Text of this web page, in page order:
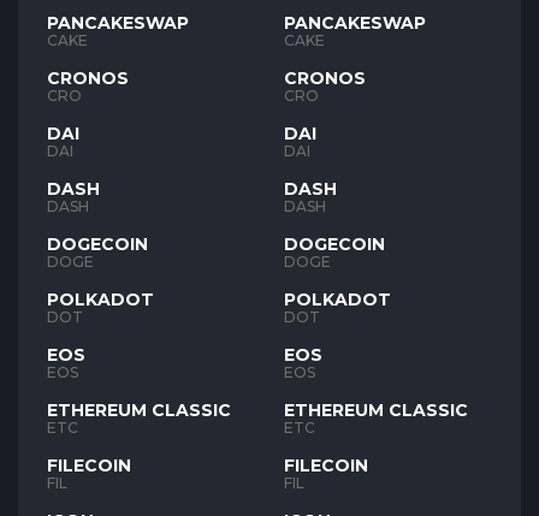
PANCAKESWAP
CAKE
CRONOS
CRO
DAI
DAI
DASH
DASH
DOGECOIN
DOGE
POLKADOT
DOT
EOS
EOS
ETHEREUM CLASSIC
ETC
FILECOIN
FIL
PANCAKESWAP
CAKE
CRONOS
CRO
DAI
DAI
DASH
DASH
DOGECOIN
DOGE
POLKADOT
DOT
EOS
EOS
ETHEREUM CLASSIC
ETC
FILECOIN
FIL